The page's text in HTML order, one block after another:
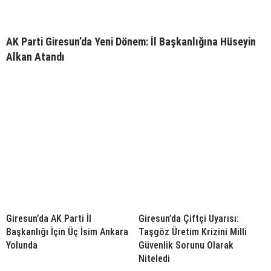
AK Parti Giresun’da Yeni Dönem: İl Başkanlığına Hüseyin
Alkan Atandı
Giresun’da AK Parti İl
Başkanlığı İçin Üç İsim Ankara
Yolunda
Giresun’da Çiftçi Uyarısı:
Taşgöz Üretim Krizini Milli
Güvenlik Sorunu Olarak
Niteledi